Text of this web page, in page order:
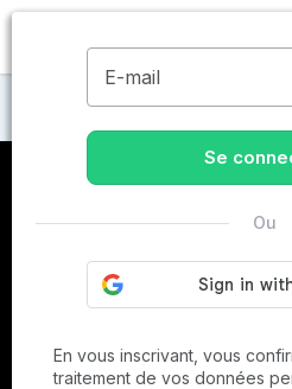
Maisons de retraite à
E-mail
Se
Ou
En vous inscrivant, vous
traitement de vos données